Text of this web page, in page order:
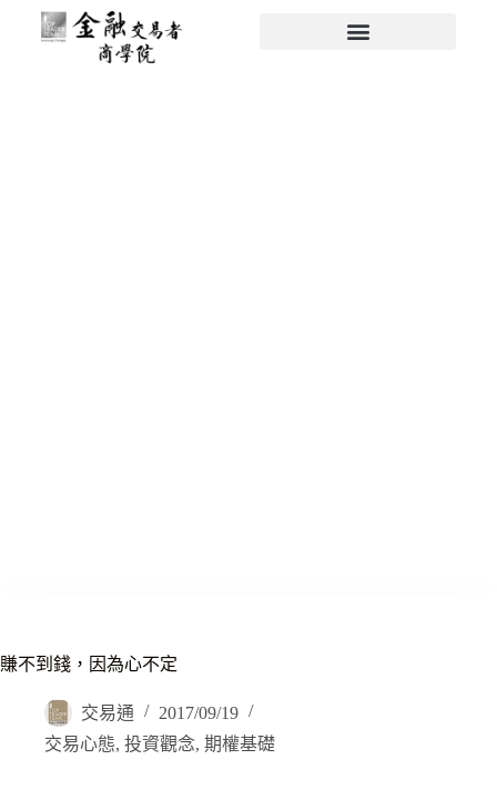
賺不到錢，因為心不定
交易通
2017/09/19
交易心態, 投資觀念, 期權基礎